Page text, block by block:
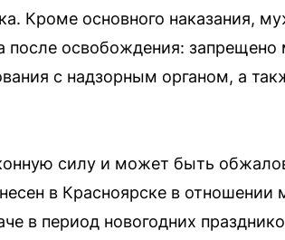
Кроме основного наказания,
после освобождения:
с надзорным органом, а
силу и может быть
в Красноярске в
в период новогодних